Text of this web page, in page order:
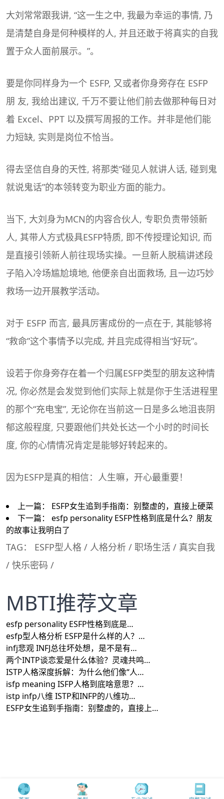
大刘常常跟我讲, “这一生之中, 我最为幸运的事情, 乃
是清楚自身是何种模样的人, 并且还敢于将真实的自我
置于众人面前展示。”。
要是你同样身为一个 ESFP, 又或者你身旁存在 ESFP
朋 友, 我给出建议, 千万不要让他们前去做那种每日对
着 Excel、PPT 以及撰写周报的工作。并非是他们能
力短缺, 实则是岗位不恰当。
得去坚信自身的天性, 将那类“碰见人就讲人话, 碰到鬼
就说鬼话”的本领转变为职业方面的能力。
当下, 大刘身为MCN的内容合伙人, 专职负责带领新
人, 其带人方式极具ESFP特质, 即不传授理论知识, 而
是直接引领新人前往现场实操。一旦新人脱稿讲述段
子陷入冷场尴尬境地, 他便亲自出面救场, 且一边巧妙
救场一边开展教学活动。
对于 ESFP 而言, 最具厉害成份的一点在于, 其能够将
“救命”这个事情予以完成, 并且完成得相当“好玩”。
设若于你身旁存在着一个归属ESFP类型的朋友这种情
况, 你必然是会发觉到他们实际上就是你于生活进程里
的那个“充电宝”, 无论你在当前这一日是多么地沮丧阴
郁这般程度, 只要跟他们共处长达一个小时的时间长
度, 你的心情情况肯定是能够好转起来的。
因为ESFP是真的相信：人生嘛，开心最重要！
上一篇： ESFP女生追到手指南：别整虚的，直接上硬菜
下一篇： esfp personality ESFP性格到底是什么？朋友
的故事让我明白了
TAG： ESFP型人格 / 人格分析 / 职场生活 / 真实自我
/ 快乐密码 /
MBTI推荐文章
esfp personality ESFP性格到底是…
esfp型人格分析 ESFP是什么样的人？…
infj悲观 INFJ总往坏处想，是不是有…
两个INTP谈恋爱是什么体验？灵魂共鸣…
ISTP人格深度拆解：为什么他们像“人…
isfp meaning ISFP人格到底啥意思？…
istp infp八维 ISTP和INFP的八维功…
ESFP女生追到手指南：别整虚的，直接上…